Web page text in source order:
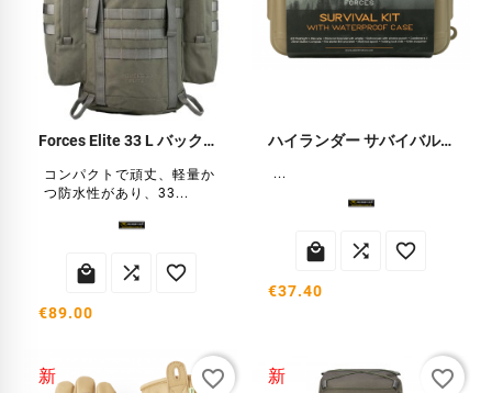
Forces Elite 33 L バックパック
コンパクトで頑丈、軽量か
つ防水性があり、33...
  
€89.00
ハイランダー サバイバルキット
...
  
€37.40
新 favorite_border 新 favorite_border